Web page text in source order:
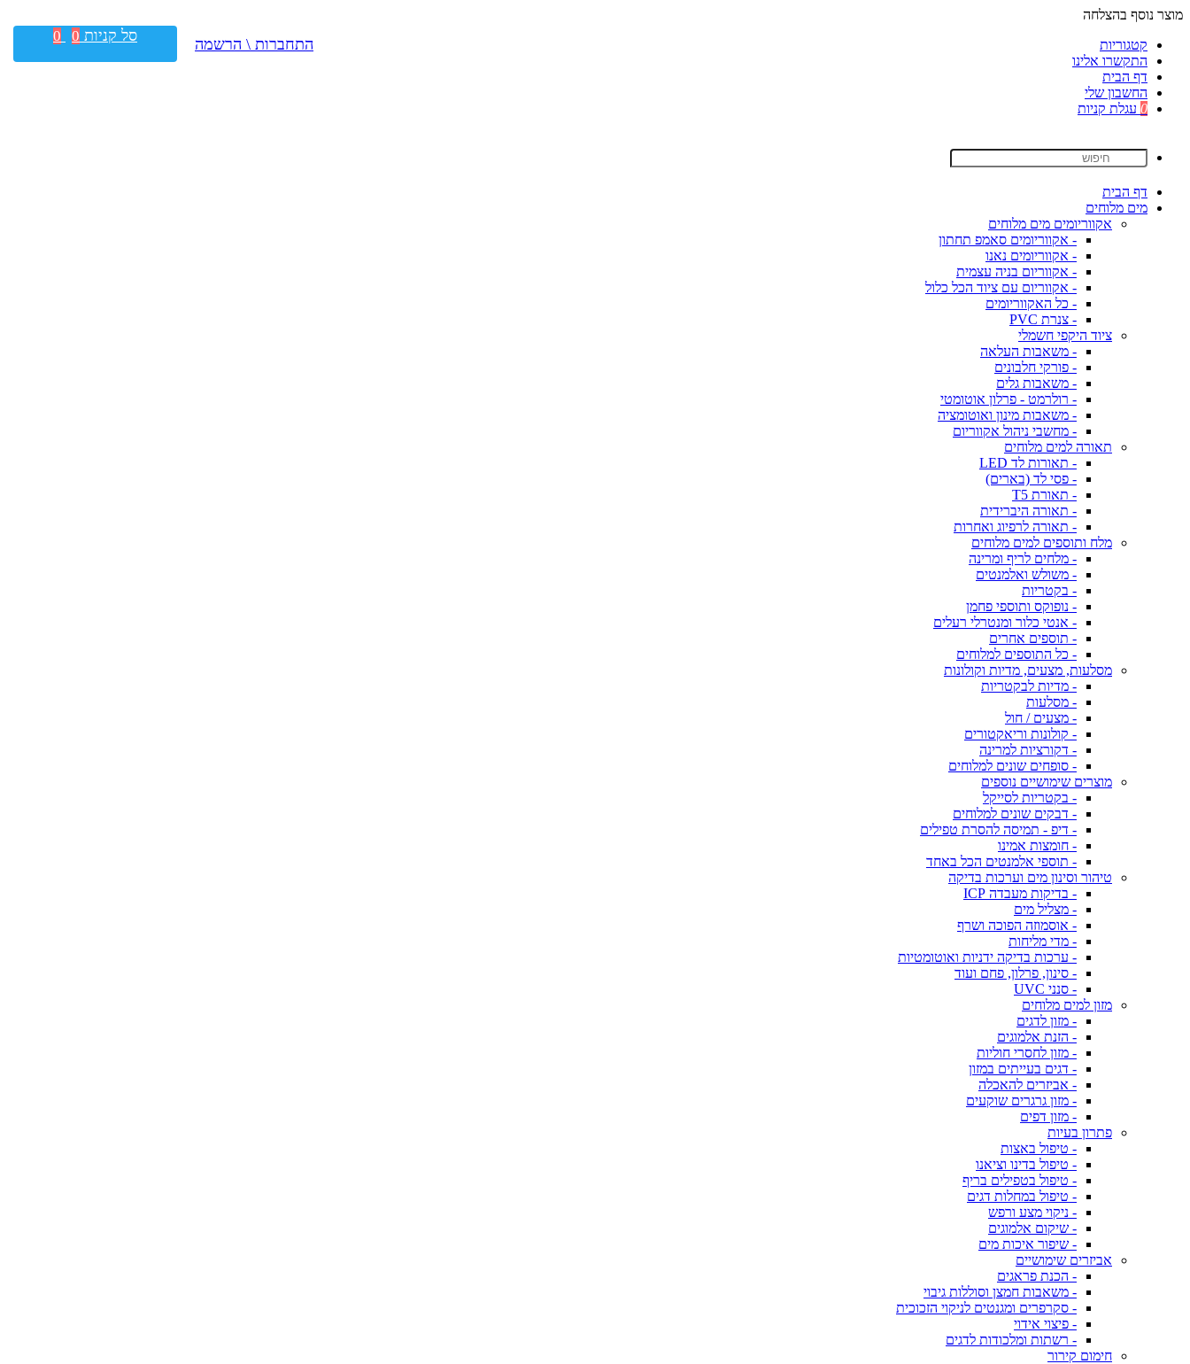
מוצר נוסף בהצלחה
קטגוריות
התקשרו אלינו
דף הבית
החשבון שלי
0 עגלת קניות
דף הבית
מים מלוחים
אקווריומים מים מלוחים
- אקווריומים סאמפ תחתון
- אקווריומים נאנו
- אקווריום בניה עצמית
- אקווריום עם ציוד הכל כלול
- כל האקווריומים
- צנרת PVC
ציוד היקפי חשמלי
- משאבות העלאה
- פורקי חלבונים
- משאבות גלים
- רולרמט - פרלון אוטומטי
- משאבות מינון ואוטומציה
- מחשבי ניהול אקווריום
תאורה למים מלוחים
- תאורות לד LED
- פסי לד (בארים)
- תאורת T5
- תאורה היברידית
- תאורה לרפיוג ואחרות
מלח ותוספים למים מלוחים
- מלחים לריף ומרינה
- משולש ואלמנטים
- בקטריות
- נופוקס ותוספי פחמן
- אנטי כלור ומנטרלי רעלים
- תוספים אחרים
- כל התוספים למלוחים
מסלעות, מצעים, מדיות וקולונות
- מדיות לבקטריות
- מסלעות
- מצעים / חול
- קולונות וריאקטורים
- דקורציות למרינה
- סופחים שונים למלוחים
מוצרים שימושיים נוספים
- בקטריות לסייקל
- דבקים שונים למלוחים
- דיפ - תמיסה להסרת טפילים
- חומצות אמינו
- תוספי אלמנטים הכל באחד
טיהור וסינון מים וערכות בדיקה
- בדיקות מעבדה ICP
- מצליל מים
- אוסמוזה הפוכה ושרף
- מדי מליחות
- ערכות בדיקה ידניות ואוטומטיות
- סינון, פרלון, פחם ועוד
- סנני UVC
מזון למים מלוחים
- מזון לדגים
- הזנת אלמוגים
- מזון לחסרי חוליות
- דגים בעייתים במזון
- אביזרים להאכלה
- מזון גרגרים שוקעים
- מזון דפים
פתרון בעיות
- טיפול באצות
- טיפול בדינו וציאנו
- טיפול בטפילים בריף
- טיפול במחלות דגים
- ניקוי מצע ורפש
- שיקום אלמוגים
- שיפור איכות מים
אביזרים שימושיים
- הכנת פראגים
- משאבות חמצן וסוללות גיבוי
- סקרפרים ומגנטים לניקוי הזכוכית
- פיצוי אידוי
- רשתות ומלכודות לדגים
חימום קירור
התחברות \ הרשמה סל קניות 0
0